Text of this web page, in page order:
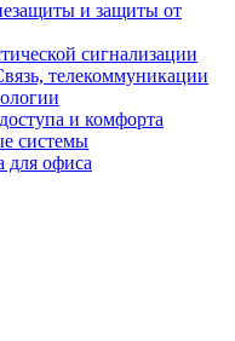
и защиты от
сигнализации
телекоммуникации
и комфорта
системы
для офиса